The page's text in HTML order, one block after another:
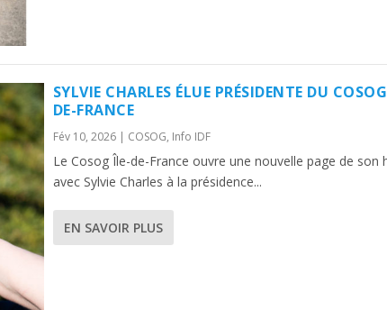
SYLVIE CHARLES ÉLUE PRÉSIDENTE DU
DE-FRANCE
Fév 10, 2026| COSOG, Info IDF
Le Cosog Île-de-France ouvre une nouvelle page de son
avec Sylvie Charles à la présidence...
EN SAVOIR PLUS